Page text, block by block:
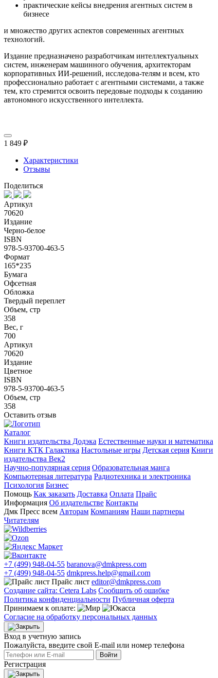
практические кейсы внедрения агентных систем в
бизнесе
и множество других аспектов современных агентных
технологий.
Издание предназначено разработчикам интеллектуальных
систем, инженерам машинного обучения, архитекторам
корпоративных ИИ-решений, исследова-телям и всем, кто
профессионально работает с агентными системами, а также
тем, кто стремится освоить передовые подходы к созданию
автономного искусственного интеллекта.
1 849 ₽
Характеристики
Отзывы
Поделиться
Артикул
70620
Издание
Черно-белое
ISBN
978-5-93700-463-5
Формат
165*235
Бумага
Офсетная
Обложка
Твердый переплет
Объем, стр
358
Вес, г
700
Артикул
70620
Издание
Цветное
ISBN
978-5-93700-463-5
Объем, стр
358
Оставить отзыв
Каталог
Книги издательства Додэка Естественные науки и математика
Книги КТК Галактика Настольные игры Детская серия Книги
издательства Век2
Научно-популярная серия Образовательная манга
Компьютерная литература Радиотехника и электроника
Психология Бизнес
Помощь Как заказать Доставка Оплата Прайс
Информация Об издательстве Контакты
Дмк Пресс всем Авторам Компаниям Наши партнеры
Читателям
+7 (499) 948-04-55 baranova@dmkpress.com
+7 (499) 948-04-55 dmkpress.help@gmail.com
Прайс лист editor@dmkpress.com
Создание сайта: Cetera Labs Сообщить об ошибке
Политика конфиденциальности Публичная оферта
Принимаем к оплате:
Согласие на обработку персональных данных
Вход в учетную запись
Пожалуйста, введите свой E‑mail или номер телефона
Войти
Регистрация